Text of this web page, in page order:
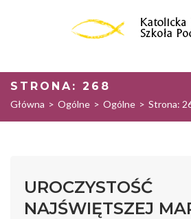
STRONA: 268
Główna > Ogólne > Ogólne > Strona:
UROCZYSTOŚĆ
NAJŚWIĘTSZEJ